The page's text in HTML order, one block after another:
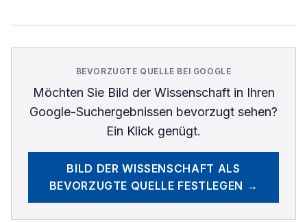
BEVORZUGTE QUELLE BEI GOOGLE
Möchten Sie Bild der Wissenschaftin Ihren
Google-Suchergebnissen bevorzugt sehen?
Ein Klick genügt.
BILD DER WISSENSCHAFT ALS
BEVORZUGTE QUELLE FESTLEGEN →